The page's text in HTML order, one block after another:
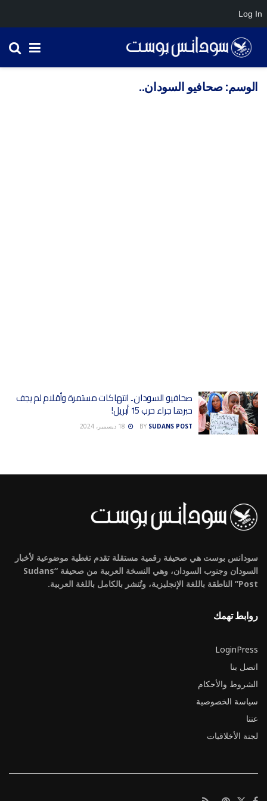
الوسم:صحافيو السودان..
صحافيو السودان.. انتهاكات مستمرة وأقلام لم يجف
حبرها جراء حرب 15 أبريل!
BY SUDANS POST
سودانس بوست هي صحيفة رقمية مستقلة تقدم تغطية موضوعية لأخبار
السودان وجنوب السودان، وهي النسخة العربية من صحيفة “Sudans
Post” الناطقة باللغة الإنجليزية، وتُنشر بالكامل باللغة العربية.
روابط تهمك
LoginPress
اتصل بنا
الشروط والأحكام
سياسة الخصوصية
عننا
لجنة الأخلاقيات
Log In